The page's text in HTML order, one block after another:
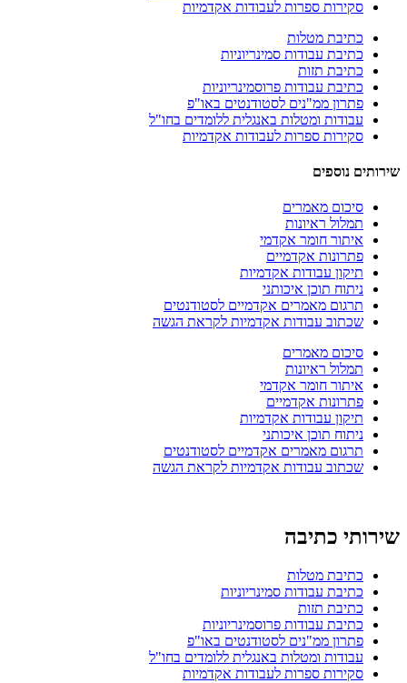
סקירות ספרות לעבודות אקדמיות
כתיבת מטלות
כתיבת עבודות סמינריוניות
כתיבת תזות
כתיבת עבודות פרוסמינריוניות
פתרון ממ"נים לסטודנטים באו"פ
עבודות ומטלות באנגלית ללומדים בחו"ל
סקירות ספרות לעבודות אקדמיות
שירותים נוספים
סיכום מאמרים
תמלול ראיונות
איתור חומר אקדמי
פתרונות אקדמיים
תיקון עבודות אקדמיות
ניתוח תוכן איכותני
תרגום מאמרים אקדמיים לסטודנטים
שכתוב עבודות אקדמיות לקראת הגשה
סיכום מאמרים
תמלול ראיונות
איתור חומר אקדמי
פתרונות אקדמיים
תיקון עבודות אקדמיות
ניתוח תוכן איכותני
תרגום מאמרים אקדמיים לסטודנטים
שכתוב עבודות אקדמיות לקראת הגשה
שירותי כתיבה
כתיבת מטלות
כתיבת עבודות סמינריוניות
כתיבת תזות
כתיבת עבודות פרוסמינריוניות
פתרון ממ"נים לסטודנטים באו"פ
עבודות ומטלות באנגלית ללומדים בחו"ל
סקירות ספרות לעבודות אקדמיות